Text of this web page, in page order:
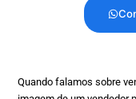
Quando falamos sobre